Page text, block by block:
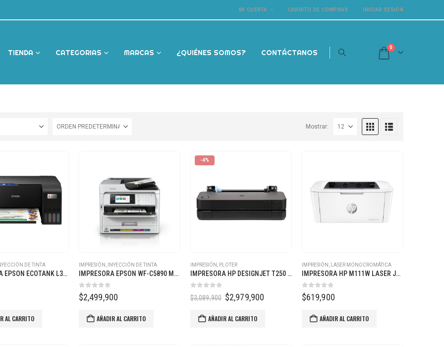
MI CUENTA CARRITO DE COMPRAS INICIAR SESIÓN
TIENDA CATEGORIAS MARCAS ¿QUIÉNES SOMOS? CONTÁCTANOS
0
Mostrar:
DE TINTA
IMPRESORA EPSON ECOTANK L3251 MULTIFUNCIONAL
AL CARRITO
IMPRESIÓN INYECCIÓN DE TINTA
IMPRESORA EPSON WF-C5890 MULTIFUNCIONAL WORKFORCE PRO WIFI RED DÚPLEX
0 out of 5
$2,499,900
AÑADIR AL CARRITO
-4%
IMPRESIÓN PLOTER
IMPRESORA HP DESIGNJET T250 DE 24 PULGADAS
0 out of 5
$3,089,900 El
original
era:
$2,979,900El
AÑADIR AL CARRITO
IMPRESIÓN LASER MONOCROMÁTICA
IMPRESORA HP M111W LASER JET – MONOCROMÁTICA
0 out of 5
$619,900
AÑADIR AL CARRITO